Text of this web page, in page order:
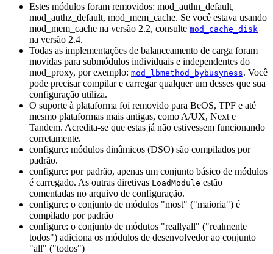
Estes módulos foram removidos: mod_authn_default,
mod_authz_default, mod_mem_cache. Se você estava usando
mod_mem_cache na versão 2.2, consulte mod_cache_disk
na versão 2.4.
Todas as implementações de balanceamento de carga foram
movidas para submódulos individuais e independentes do
mod_proxy, por exemplo: mod_lbmethod_bybusyness. Você
pode precisar compilar e carregar qualquer um desses que sua
configuração utiliza.
O suporte à plataforma foi removido para BeOS, TPF e até
mesmo plataformas mais antigas, como A/UX, Next e
Tandem. Acredita-se que estas já não estivessem funcionando
corretamente.
configure: módulos dinâmicos (DSO) são compilados por
padrão.
configure: por padrão, apenas um conjunto básico de módulos
é carregado. As outras diretivas LoadModule estão
comentadas no arquivo de configuração.
configure: o conjunto de módulos "most" ("maioria") é
compilado por padrão
configure: o conjunto de módutos "reallyall" ("realmente
todos") adiciona os módulos de desenvolvedor ao conjunto
"all" ("todos")